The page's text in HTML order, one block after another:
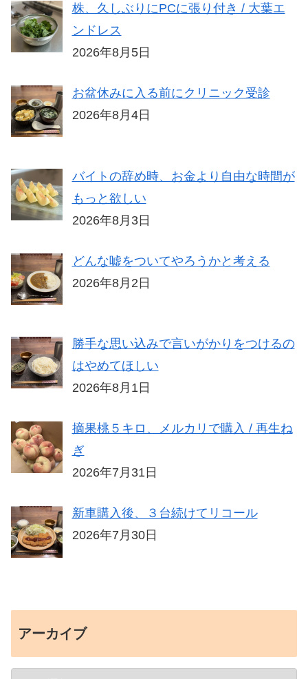
株、久しぶりにPCに張り付き / 大葉エ
ンドレス
2026年8月5日
お盆休みに入る前にクリニック受診
2026年8月4日
バイトの辞め時、お金より自由な時間が
もっと欲しい
2026年8月3日
どんな嘘をついてやろうかと考える
2026年8月2日
勝手な思い込みで言いがかりをつけるの
はやめてほしい
2026年8月1日
摘果桃５キロ、メルカリで購入 / 再生ね
ぎ
2026年7月31日
新車購入後、３台続けてリコール
2026年7月30日
アーカイブ